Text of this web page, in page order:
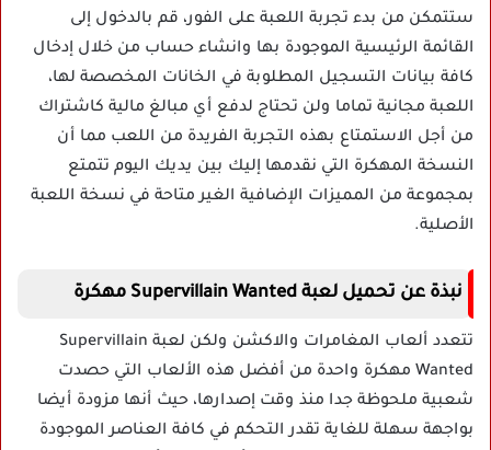
ستتمكن من بدء تجربة اللعبة على الفور، قم بالدخول إلى
القائمة الرئيسية الموجودة بها وانشاء حساب من خلال إدخال
كافة بيانات التسجيل المطلوبة في الخانات المخصصة لها،
اللعبة مجانية تماما ولن تحتاج لدفع أي مبالغ مالية كاشتراك
من أجل الاستمتاع بهذه التجربة الفريدة من اللعب مما أن
النسخة المهكرة التي نقدمها إليك بين يديك اليوم تتمتع
بمجموعة من المميزات الإضافية الغير متاحة في نسخة اللعبة
الأصلية.
نبذة عن تحميل لعبة Supervillain Wanted مهكرة
تتعدد ألعاب المغامرات والاكشن ولكن لعبة Supervillain
Wanted مهكرة واحدة من أفضل هذه الألعاب التي حصدت
شعبية ملحوظة جدا منذ وقت إصدارها، حيث أنها مزودة أيضا
بواجهة سهلة للغاية تقدر التحكم في كافة العناصر الموجودة